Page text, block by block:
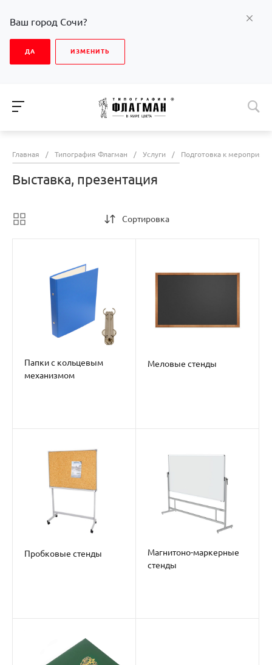
Ваш город Сочи?
ДА ИЗМЕНИТЬ
Главная / Типография Флагман / Услуги / Подготовка к
Выставка, презентация
Сортировка
Папки с кольцевым
механизмом
Меловые стенды
Пробковые стенды
Магнитоно-маркерные
стенды